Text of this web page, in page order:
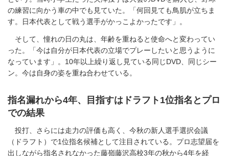
の練習に向かう車の中でも見ていた。「何回見ても鳥肌が立ちま
す。日本代表として戦う選手がかっこよかったです」。
そして、憧れの日の丸は、年齢を重ねると使命へと変わってい
った。「今は自分が日本代表の立場でプレーしたいと思うように
なっています」。10年以上繰り返し見ている同じDVD、同じシー
ン。今は自身の姿を重ね合わせている。
指名漏れから4年、目指すはドラフト1位指名とプロ
での結果
投打、さらには走力の評価も高く、今秋の新人選手選択会議
（ドラフト）で1位指名候補として注目されている。プロ志望届を
出しながら指名されなかった藤嶺藤沢高校3年の秋から4年を経